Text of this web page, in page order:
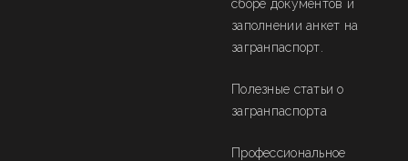
сборе документов и
заполнении анкет на
загранпаспорт.
Полезные статьи о
загранпаспорта
Профессиональное